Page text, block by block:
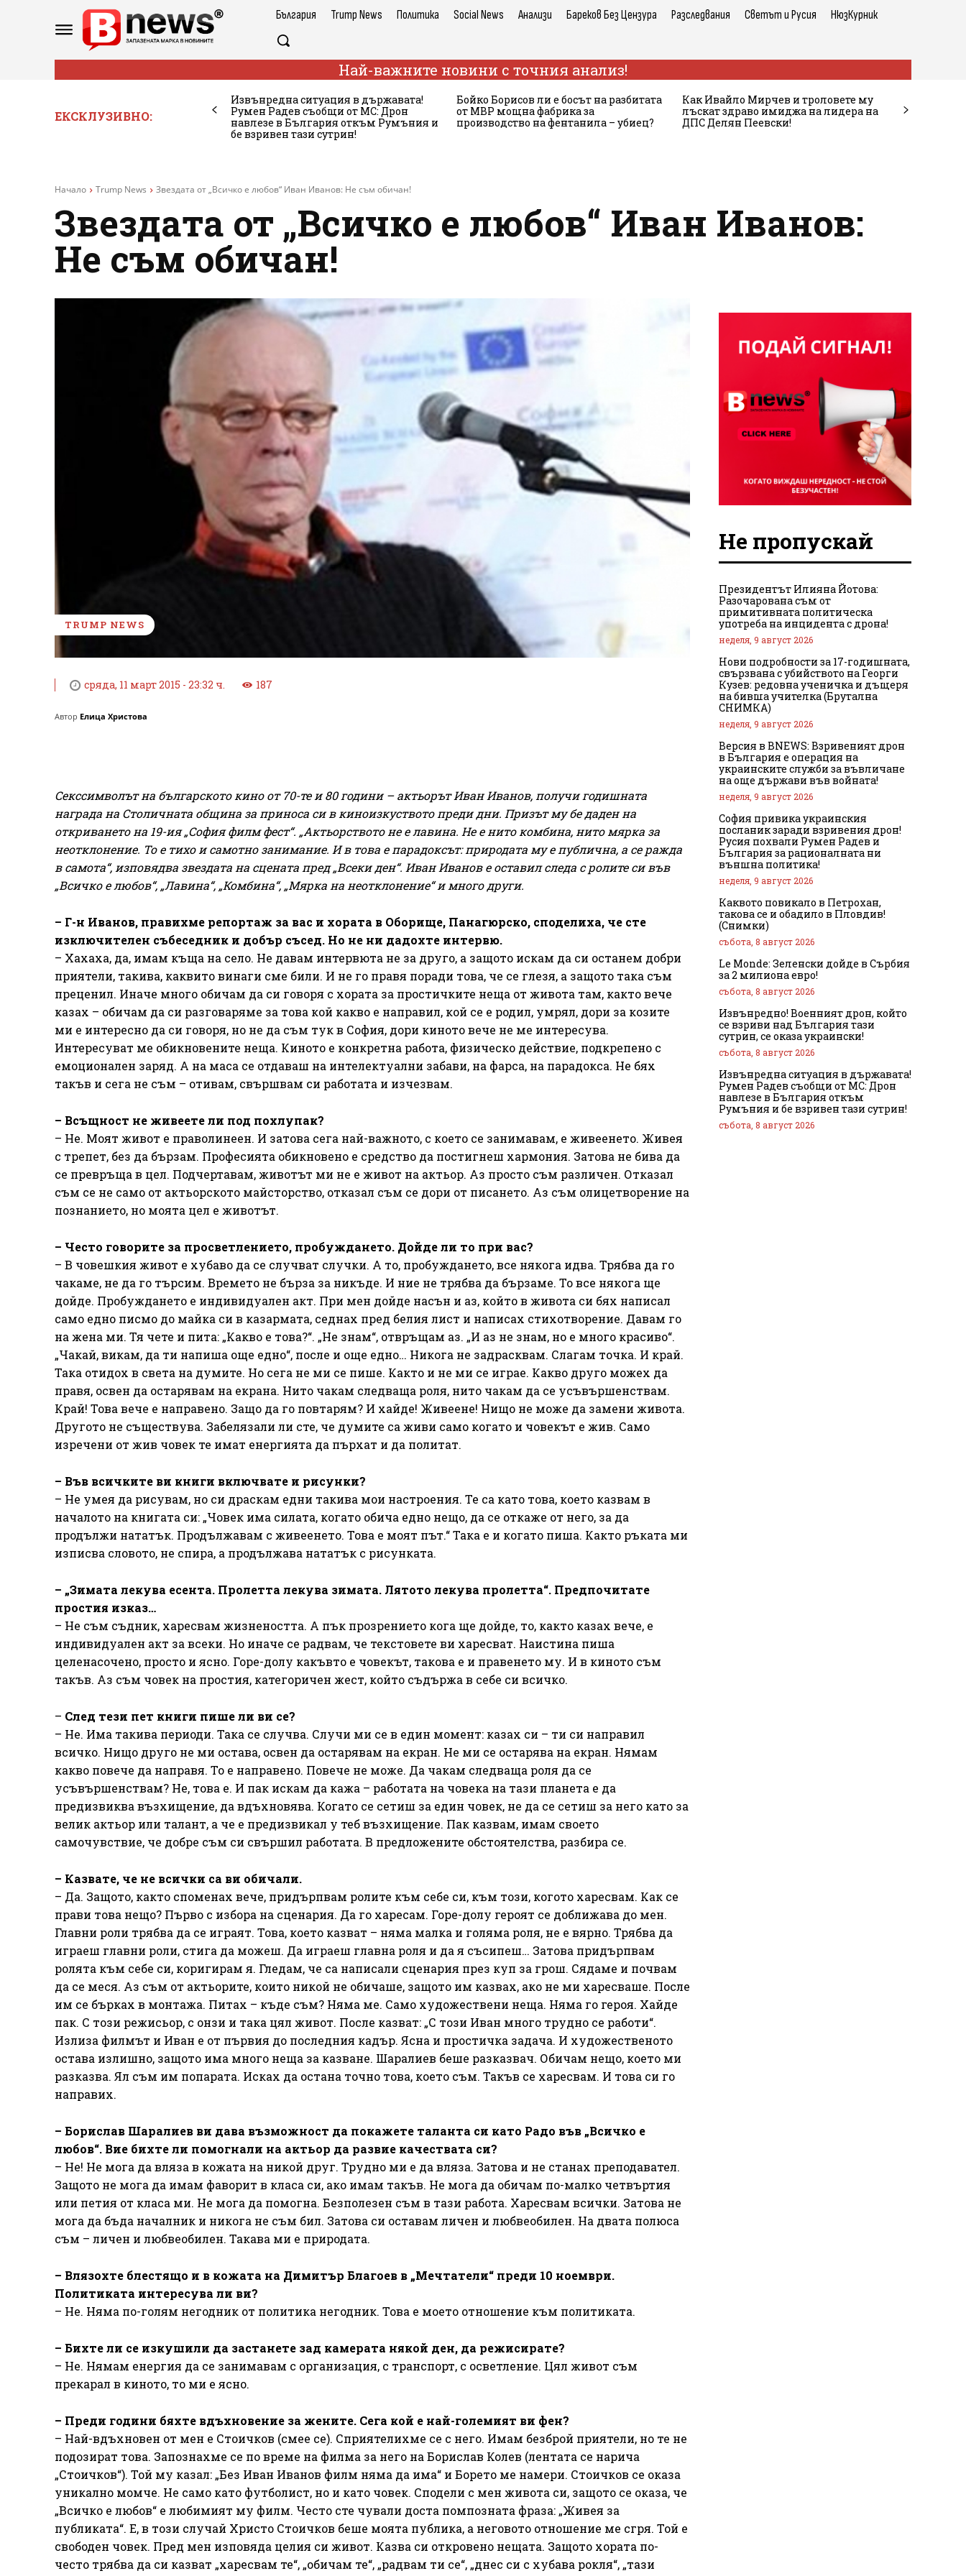
България Trump News Политика Social News Анализи Бареков Без Цензура Разследвания Светът и Русия НюзКурник
Най-важните новини с точния анализ!
ЕКСКЛУЗИВНО:
Извънредна ситуация в държавата!
Румен Радев съобщи от МС: Дрон
навлезе в България откъм Румъния и
бе взривен тази сутрин!
Бойко Борисов ли е босът на разбитата
от МВР мощна фабрика за
производство на фентанила – убиец?
Как Ивайло Мирчев и троловете му
лъскат здраво имиджа на лидера на
ДПС Делян Пеевски!
Начало Trump News Звездата от „Всичко е любов“ Иван Иванов: Не съм обичан!
Звездата от „Всичко е любов“ Иван Иванов:
Не съм обичан!
TRUMP NEWS
сряда, 11 март 2015 - 23:32 ч. 187
Автор Елица Христова
Секссимволът на българското кино от 70-те и 80 години – актьорът Иван Иванов, получи годишната
награда на Столичната община за приноса си в киноизкуството преди дни. Призът му бе даден на
откриването на 19-ия „София филм фест“. „Актьорството не е лавина. Не е нито комбина, нито мярка за
неотклонение. То е тихо и самотно занимание. И в това е парадоксът: природата му е публична, а се ражда
в самота“, изповядва звездата на сцената пред „Всеки ден“. Иван Иванов е оставил следа с ролите си във
„Всичко е любов“, „Лавина“, „Комбина“, „Мярка на неотклонение“ и много други.
– Г-н Иванов, правихме репортаж за вас и хората в Оборище, Панагюрско, споделиха, че сте
изключителен събеседник и добър съсед. Но не ни дадохте интервю.
– Хахаха, да, имам къща на село. Не давам интервюта не за друго, а защото искам да си останем добри
приятели, такива, каквито винаги сме били. И не го правя поради това, че се глезя, а защото така съм
преценил. Иначе много обичам да си говоря с хората за простичките неща от живота там, както вече
казах – обичам да си разговаряме за това кой какво е направил, кой се е родил, умрял, дори за козите
ми е интересно да си говоря, но не да съм тук в София, дори киното вече не ме интересува.
Интересуват ме обикновените неща. Киното е конкретна работа, физическо действие, подкрепено с
емоционален заряд. А на маса се отдаваш на интелектуални забави, на фарса, на парадокса. Не бях
такъв и сега не съм – отивам, свършвам си работата и изчезвам.
– Всъщност не живеете ли под похлупак?
– Не. Моят живот е праволинеен. И затова сега най-важното, с което се занимавам, е живеенето. Живея
с трепет, без да бързам. Професията обикновено е средство да постигнеш хармония. Затова не бива да
се превръща в цел. Подчертавам, животът ми не е живот на актьор. Аз просто съм различен. Отказал
съм се не само от актьорското майсторство, отказал съм се дори от писането. Аз съм олицетворение на
познанието, но моята цел е животът.
– Често говорите за просветлението, пробуждането. Дойде ли то при вас?
– В човешкия живот е хубаво да се случват случки. А то, пробуждането, все някога идва. Трябва да го
чакаме, не да го търсим. Времето не бърза за никъде. И ние не трябва да бързаме. То все някога ще
дойде. Пробуждането е индивидуален акт. При мен дойде насън и аз, който в живота си бях написал
само едно писмо до майка си в казармата, седнах пред белия лист и написах стихотворение. Давам го
на жена ми. Тя чете и пита: „Какво е това?“. „Не знам“, отвръщам аз. „И аз не знам, но е много красиво“.
„Чакай, викам, да ти напиша още едно“, после и още едно… Никога не задрасквам. Слагам точка. И край.
Така отидох в света на думите. Но сега не ми се пише. Както и не ми се играе. Какво друго можех да
правя, освен да остарявам на екрана. Нито чакам следваща роля, нито чакам да се усъвършенствам.
Край! Това вече е направено. Защо да го повтарям? И хайде! Живеене! Нищо не може да замени живота.
Другото не съществува. Забелязали ли сте, че думите са живи само когато и човекът е жив. Само
изречени от жив човек те имат енергията да пърхат и да политат.
– Във всичките ви книги включвате и рисунки?
– Не умея да рисувам, но си драскам едни такива мои настроения. Те са като това, което казвам в
началото на книгата си: „Човек има силата, когато обича едно нещо, да се откаже от него, за да
продължи нататък. Продължавам с живеенето. Това е моят път.“ Така е и когато пиша. Както ръката ми
изписва словото, не спира, а продължава нататък с рисунката.
– „Зимата лекува есента. Пролетта лекува зимата. Лятото лекува пролетта“. Предпочитате
простия изказ…
– Не съм съдник, харесвам жизнеността. А пък прозрението кога ще дойде, то, както казах вече, е
индивидуален акт за всеки. Но иначе се радвам, че текстовете ви харесват. Наистина пиша
целенасочено, просто и ясно. Горе-долу какъвто е човекът, такова е и правенето му. И в киното съм
такъв. Аз съм човек на простия, категоричен жест, който съдържа в себе си всичко.
– След тези пет книги пише ли ви се?
– Не. Има такива периоди. Така се случва. Случи ми се в един момент: казах си – ти си направил
всичко. Нищо друго не ми остава, освен да остарявам на екран. Не ми се остарява на екран. Нямам
какво повече да направя. То е направено. Повече не може. Да чакам следваща роля да се
усъвършенствам? Не, това е. И пак искам да кажа – работата на човека на тази планета е да
предизвиква възхищение, да вдъхновява. Когато се сетиш за един човек, не да се сетиш за него като за
велик актьор или талант, а че е предизвикал у теб възхищение. Пак казвам, имам своето
самочувствие, че добре съм си свършил работата. В предложените обстоятелства, разбира се.
– Казвате, че не всички са ви обичали.
– Да. Защото, както споменах вече, придърпвам ролите към себе си, към този, когото харесвам. Как се
прави това нещо? Първо с избора на сценария. Да го харесам. Горе-долу героят се доближава до мен.
Главни роли трябва да се играят. Това, което казват – няма малка и голяма роля, не е вярно. Трябва да
играеш главни роли, стига да можеш. Да играеш главна роля и да я съсипеш… Затова придърпвам
ролята към себе си, коригирам я. Гледам, че са написали сценария през куп за грош. Сядаме и почвам
да се меся. Аз съм от актьорите, които никой не обичаше, защото им казвах, ако не ми харесваше. После
им се бърках в монтажа. Питах – къде съм? Няма ме. Само художествени неща. Няма го героя. Хайде
пак. С този режисьор, с онзи и така цял живот. После казват: „С този Иван много трудно се работи“.
Излиза филмът и Иван е от първия до последния кадър. Ясна и простичка задача. И художественото
остава излишно, защото има много неща за казване. Шаралиев беше разказвач. Обичам нещо, което ми
разказва. Ял съм им попарата. Исках да остана точно това, което съм. Такъв се харесвам. И това си го
направих.
– Борислав Шаралиев ви дава възможност да покажете таланта си като Радо във „Всичко е
любов“. Вие бихте ли помогнали на актьор да развие качествата си?
– Не! Не мога да вляза в кожата на никой друг. Трудно ми е да вляза. Затова и не станах преподавател.
Защото не мога да имам фаворит в класа си, ако имам такъв. Не мога да обичам по-малко четвъртия
или петия от класа ми. Не мога да помогна. Безполезен съм в тази работа. Харесвам всички. Затова не
мога да бъда началник и никога не съм бил. Затова си оставам личен и любвеобилен. На двата полюса
съм – личен и любвеобилен. Такава ми е природата.
– Влязохте блестящо и в кожата на Димитър Благоев в „Мечтатели“ преди 10 ноември.
Политиката интересува ли ви?
– Не. Няма по-голям негодник от политика негодник. Това е моето отношение към политиката.
– Бихте ли се изкушили да застанете зад камерата някой ден, да режисирате?
– Не. Нямам енергия да се занимавам с организация, с транспорт, с осветление. Цял живот съм
прекарал в киното, то ми е ясно.
– Преди години бяхте вдъхновение за жените. Сега кой е най-големият ви фен?
– Най-вдъхновен от мен е Стоичков (смее се). Сприятелихме се с него. Имам безброй приятели, но те не
подозират това. Запознахме се по време на филма за него на Борислав Колев (лентата се нарича
„Стоичков“). Той му казал: „Без Иван Иванов филм няма да има“ и Борето ме намери. Стоичков се оказа
уникално момче. Не само като футболист, но и като човек. Сподели с мен живота си, защото се оказа, че
„Всичко е любов“ е любимият му филм. Често сте чували доста помпозната фраза: „Живея за
публиката“. Е, в този случай Христо Стоичков беше моята публика, а неговото отношение ме сгря. Той е
свободен човек. Пред мен изповяда целия си живот. Казва си откровено нещата. Защото хората по-
често трябва да си казват „харесвам те“, „обичам те“, „радвам ти се“, „днес си с хубава рокля“, „тази
Не пропускай
Президентът Илияна Йотова:
Разочарована съм от
примитивната политическа
употреба на инцидента с дрона!
неделя, 9 август 2026
Нови подробности за 17-годишната,
свързвана с убийството на Георги
Кузев: редовна ученичка и дъщеря
на бивша учителка (Брутална
СНИМКА)
неделя, 9 август 2026
Версия в BNEWS: Взривеният дрон
в България е операция на
украинските служби за въвличане
на още държави във войната!
неделя, 9 август 2026
София привика украинския
посланик заради взривения дрон!
Русия похвали Румен Радев и
България за рационалната ни
външна политика!
неделя, 9 август 2026
Каквото повикало в Петрохан,
такова се и обадило в Пловдив!
(Снимки)
събота, 8 август 2026
Le Monde: Зеленски дойде в Сърбия
за 2 милиона евро!
събота, 8 август 2026
Извънредно! Военният дрон, който
се взриви над България тази
сутрин, се оказа украински!
събота, 8 август 2026
Извънредна ситуация в държавата!
Румен Радев съобщи от МС: Дрон
навлезе в България откъм
Румъния и бе взривен тази сутрин!
събота, 8 август 2026